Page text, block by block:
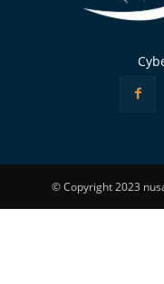
© Copyright 2023